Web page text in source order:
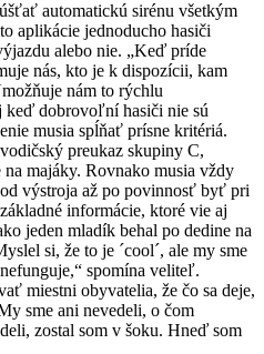
automatickú sirénu všetkým
aplikácie jednoducho hasiči
alebo nie. „Keď príde
nás, kto je k dispozícii, kam
nám to rýchlu
dobrovoľní hasiči nie sú
musia spĺňať prísne kritériá.
preukaz skupiny C,
na majáky. Rovnako musia vždy
výstroja až po povinnosť byť pri
informácie, ktoré vie aj
jeden mladík behal po dedine na
si, že to je ´cool´, ale my sme
spomína veliteľ.
miestni obyvatelia, že čo sa deje,
sme ani nevedeli, o čom
zostal som v šoku. Hneď som